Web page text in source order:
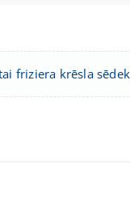
friziera krēsla